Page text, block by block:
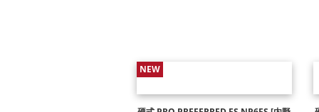
NEW